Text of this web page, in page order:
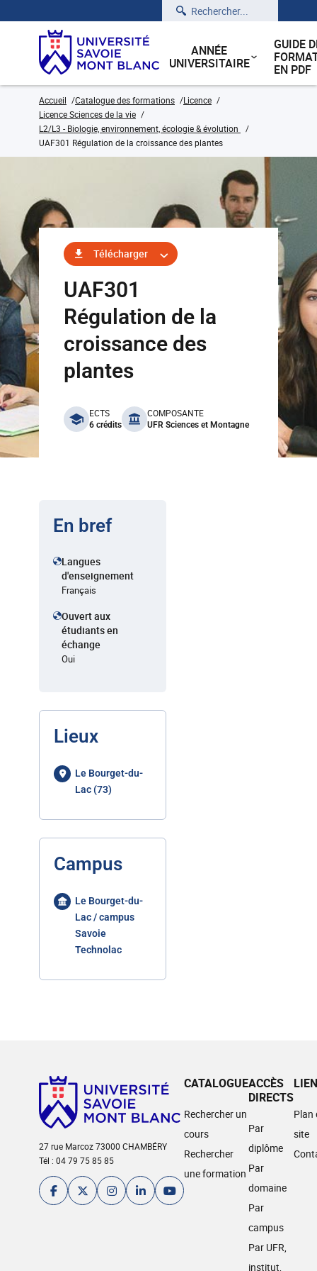
Rechercher
ANNÉE
UNIVERSITAIRE
GUIDE
EN PDF
Accueil Catalogue des formations
Licence
Licence Sciences de la vie
L2/L3 - Biologie, environnement, écologie & évolution
UAF301 Régulation de la croissance des plantes
Télécharger
UAF301
Régulation de la
croissance des
plantes
benefits
ECTS
6 crédits
COMPOSANTE
UFR Sciences et Montagne
En bref
Langues
d'enseignement
Français
Ouvert aux
étudiants en
échange
Oui
Lieux
Le Bourget-du-
Lac (73)
Campus
Le Bourget-du-
Lac / campus
Savoie
Technolac
27 rue Marcoz 73000 CHAMBÉRY
Tél : 04 79 75 85 85
CATALOGUE
Rechercher un
cours
Rechercher
une formation
ACCÈS
DIRECTS
Par
diplôme
Par
domaine
Par
campus
Par UFR,
institut,
Plan
site